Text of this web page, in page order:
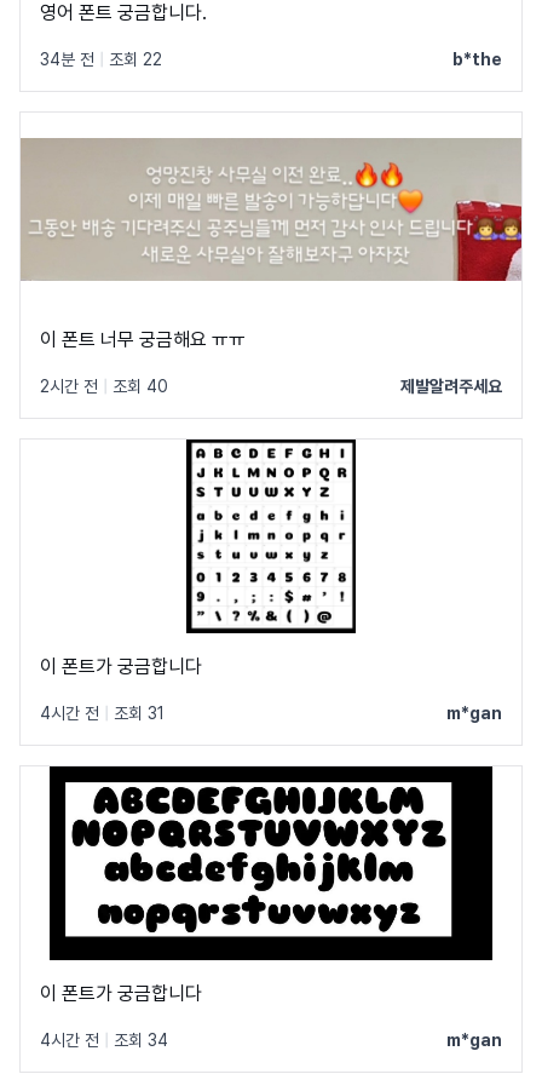
영어 폰트 궁금합니다.
34분 전 조회 22 b*the
이 폰트 너무 궁금해요 ㅠㅠ
2시간 전 조회 40 제발알려주세요
이 폰트가 궁금합니다
4시간 전 조회 31 m*gan
이 폰트가 궁금합니다
4시간 전 조회 34 m*gan